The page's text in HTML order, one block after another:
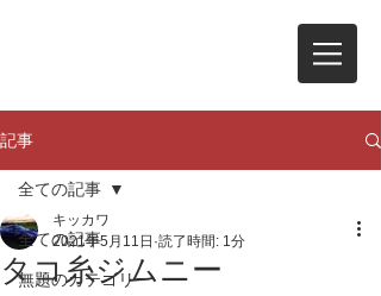
記事
全ての記事
無題のカテゴリー
全ての記事
タコ糸ジムニー
キッカワ
2021年5月11日 読了時間: 1分